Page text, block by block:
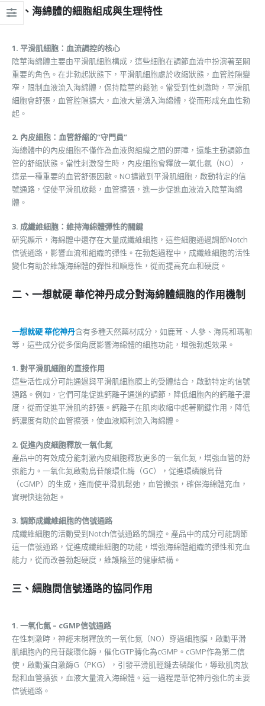
一、海綿體的細胞組成與生理特性
1. 平滑肌細胞：血流調控的核心
陰莖海綿體主要由平滑肌細胞構成，這些細胞在調節血流中扮演著至關
重要的角色。在非勃起狀態下，平滑肌細胞處於收縮狀態，血管腔隙變
窄，限制血液流入海綿體，保持陰莖的鬆弛。當受到性刺激時，平滑肌
細胞會舒張，血管腔隙擴大，血液大量湧入海綿體，從而形成充血性勃
起。
2. 內皮細胞：血管舒縮的“守門員”
海綿體中的內皮細胞不僅作為血液與組織之間的屏障，還能主動調節血
管的舒縮狀態。當性刺激發生時，內皮細胞會釋放一氧化氮（NO），
這是一種重要的血管舒張因數。NO擴散到平滑肌細胞，啟動特定的信
號通路，促使平滑肌放鬆，血管擴張，進一步促進血液流入陰莖海綿
體。
3. 成纖維細胞：維持海綿體彈性的關鍵
研究顯示，海綿體中還存在大量成纖維細胞，這些細胞通過調節Notch
信號通路，影響血流和組織的彈性。在勃起過程中，成纖維細胞的活性
變化有助於維護海綿體的彈性和順應性，從而提高充血和硬度。
二、一想就硬 華佗神丹成分對海綿體細胞的作用機制
一想就硬 華佗神丹含有多種天然藥材成分，如鹿茸、人參、海馬和瑪咖
等，這些成分從多個角度影響海綿體的細胞功能，增強勃起效果。
1. 對平滑肌細胞的直接作用
這些活性成分可能通過與平滑肌細胞膜上的受體結合，啟動特定的信號
通路。例如，它們可能促進鈣離子通道的調節，降低細胞內的鈣離子濃
度，從而促進平滑肌的舒張。鈣離子在肌肉收縮中起著關鍵作用，降低
鈣濃度有助於血管擴張，使血液順利流入海綿體。
2. 促進內皮細胞釋放一氧化氮
產品中的有效成分能刺激內皮細胞釋放更多的一氧化氮，增強血管的舒
張能力。一氧化氮啟動鳥苷酸環化酶（GC），促進環磷酸鳥苷
（cGMP）的生成，進而使平滑肌鬆弛，血管擴張，確保海綿體充血，
實現快速勃起。
3. 調節成纖維細胞的信號通路
成纖維細胞的活動受到Notch信號通路的調控。產品中的成分可能調節
這一信號通路，促進成纖維細胞的功能，增強海綿體組織的彈性和充血
能力，從而改善勃起硬度，維護陰莖的健康結構。
三、細胞間信號通路的協同作用
1. 一氧化氮 – cGMP信號通路
在性刺激時，神經末梢釋放的一氧化氮（NO）穿過細胞膜，啟動平滑
肌細胞內的鳥苷酸環化酶，催化GTP轉化為cGMP。cGMP作為第二信
使，啟動蛋白激酶G（PKG），引發平滑肌輕鏈去磷酸化，導致肌肉放
鬆和血管擴張，血液大量流入海綿體。這一過程是華佗神丹強化的主要
信號通路。